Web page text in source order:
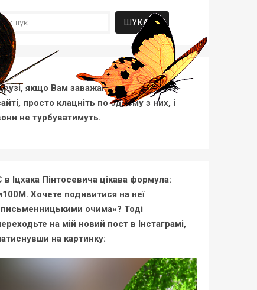
якщо Вам заважають метелики на
просто клацніть по одному з них, і
не турбуватимуть.
в Іцхака Пінтосевича цікава формула:
Хочете подивитися на неї
очима»? Тоді
на мій новий пост в Інстаграмі,
на картинку: